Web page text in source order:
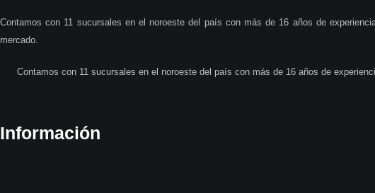
Contamos con 11 sucursales en el noroeste del país con más de 16 años de
mercado.
Contamos con 11 sucursales en el noroeste del país con más de 16 años de
Información